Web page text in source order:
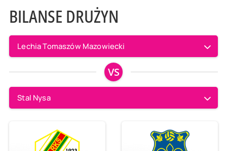
BILANSE DRUŻYN
Lechia Tomaszów Mazowiecki
VS
Stal Nysa